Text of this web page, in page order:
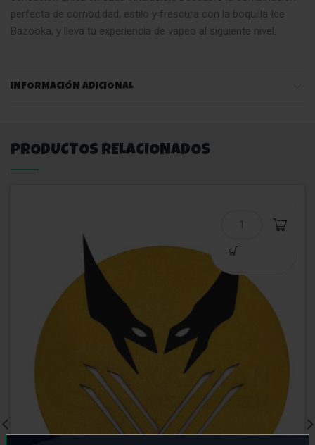
perfecta de comodidad, estilo y frescura con la boquilla Ice
Bazooka, y lleva tu experiencia de vapeo al siguiente nivel.
INFORMACIÓN ADICIONAL
PRODUCTOS RELACIONADOS